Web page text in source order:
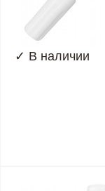
✓ В наличии